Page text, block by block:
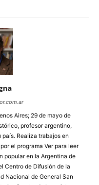
Aires; 29 de mayo de
profesor argentino,
Realiza trabajos en
el programa Ver para leer
popular en la Argentina de
Centro de Difusión de la
Nacional de General San